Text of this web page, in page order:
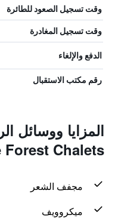
وقت تسجيل الصعود للطائرة
وقت تسجيل المغادرة
الدفع والإلغاء
رقم مكتب الاستقبال
المزايا ووسائل
Forest Chalets
مجفف الشعر
ميكروويف